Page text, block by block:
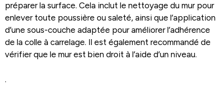
préparer la surface. Cela inclut le nettoyage du mur pour
enlever toute poussière ou saleté, ainsi que l’application
d’une sous-couche adaptée pour améliorer l’adhérence
de la colle à carrelage. Il est également recommandé de
vérifier que le mur est bien droit à l’aide d’un niveau.
.